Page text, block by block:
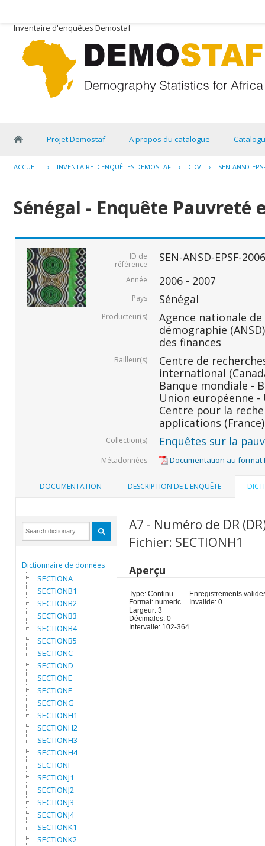
Inventaire d'enquêtes Demostaf
Projet Demostaf A propos du catalogue
ACCUEIL › INVENTAIRE D'ENQUÊTES DEMOSTAF › CDV › SEN-ANSD-
Sénégal - Enquête
ID de
référence
SEN-ANSD-EPSF-
Année 2006 - 2007
Pays Sénégal
Producteur(s)
Agence nationale
démographie
des finances
Bailleur(s)
Centre de
international
Banque mondiale -
Union européenne -
Centre pour la
applications
Collection(s) Enquêtes sur la
Métadonnées Documentation au format
DOCUMENTATION DESCRIPTION DE L'ENQUÊTE
Dictionnaire de données
SECTIONA
SECTIONB1
SECTIONB2
SECTIONB3
SECTIONB4
SECTIONB5
SECTIONC
SECTIOND
SECTIONE
SECTIONF
SECTIONG
SECTIONH1
SECTIONH2
SECTIONH3
SECTIONH4
SECTIONI
SECTIONJ1
SECTIONJ2
SECTIONJ3
SECTIONJ4
SECTIONK1
SECTIONK2
A7 - Numéro de DR
Fichier: SECTIONH1
Aperçu
Type: Continu
Format: numeric
Largeur: 3
Décimales: 0
Intervalle: 102-364
Enregistrements
Invalide: 0